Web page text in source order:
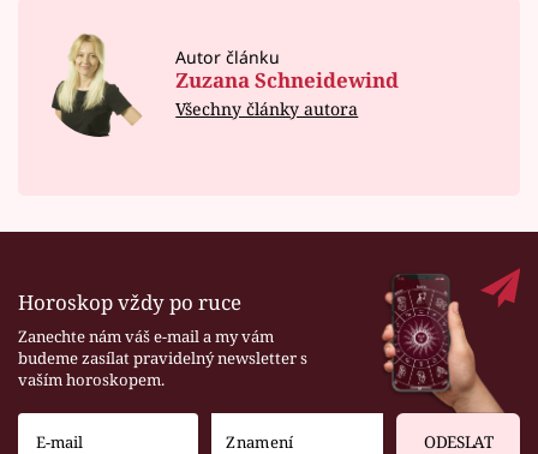
Autor článku
Zuzana Schneidewind
Všechny články autora
Horoskop vždy po ruce
Zanechte nám váš e-mail a my vám
budeme zasílat pravidelný newsletter s
vaším horoskopem.
ODESLAT